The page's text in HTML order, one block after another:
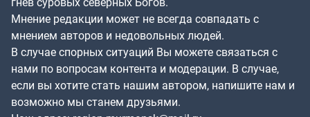
Мнение редакции может не всегда совпадать с
мнением авторов и недовольных людей.
В случае спорных ситуаций Вы можете связаться с
нами по вопросам контента и модерации. В случае,
если вы хотите стать нашим автором, напишите нам и
возможно мы станем друзьями.